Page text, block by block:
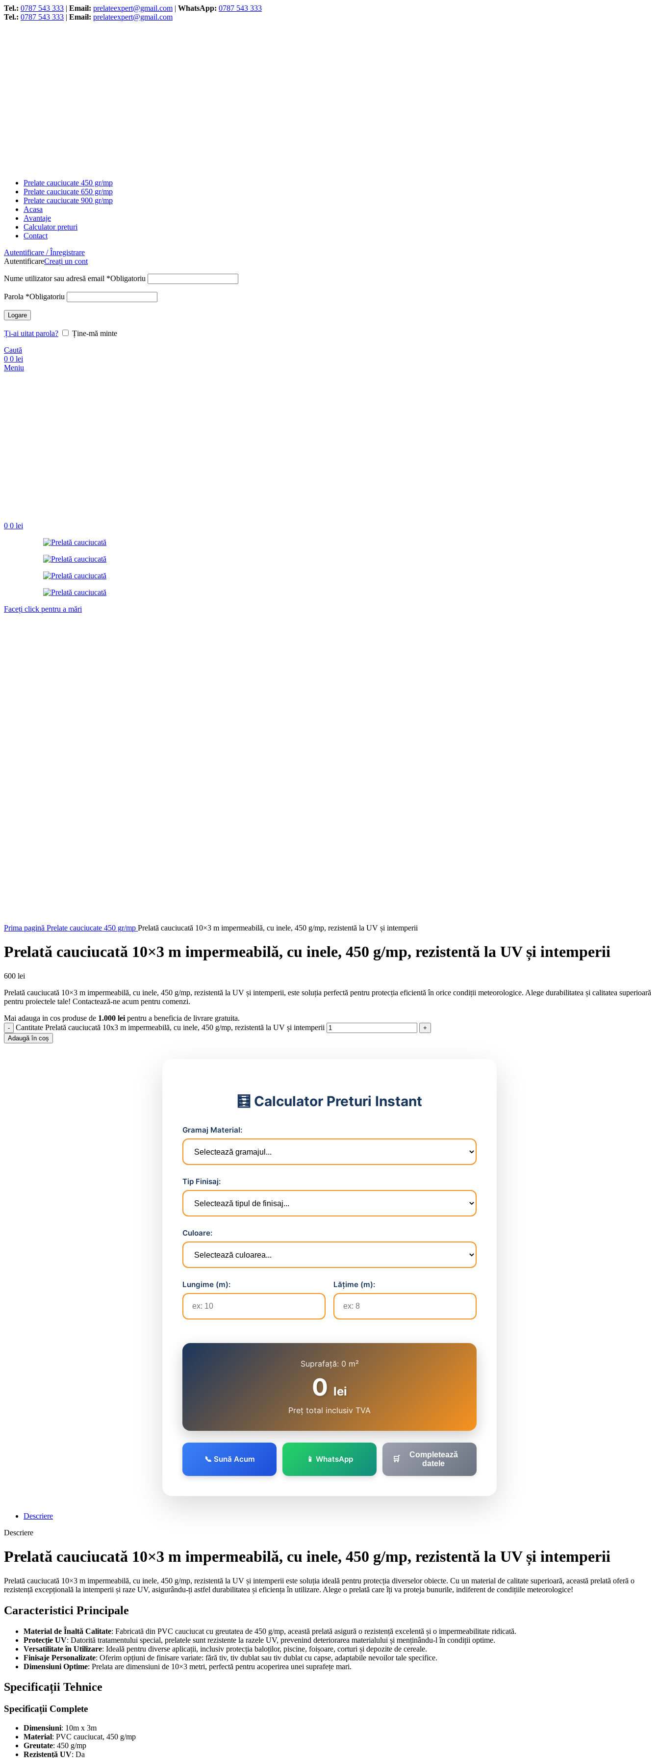
Tel.: 0787 543 333 | Email: prelateexpert@gmail.com | WhatsApp: 0787 543 333
Tel.: 0787 543 333 | Email: prelateexpert@gmail.com
Prelate cauciucate 450 gr/mp
Prelate cauciucate 650 gr/mp
Prelate cauciucate 900 gr/mp
Acasa
Avantaje
Calculator preturi
Contact
Autentificare / Înregistrare
AutentificareCreați un cont
Nume utilizator sau adresă email *Obligatoriu
Parola *Obligatoriu
Logare
Ți-ai uitat parola?
Ține-mă minte
Caută
0 0 lei
Meniu
0 0 lei
Faceți click pentru a mări
Prima pagină Prelate cauciucate 450 gr/mp Prelată cauciucată 10×3 m impermeabilă, cu inele, 450 g/mp, rezistentă la UV și intemperii
Prelată cauciucată 10×3 m impermeabilă, cu inele, 450 g/mp, rezistentă la UV și intemperii
600 lei
Prelată cauciucată 10×3 m impermeabilă, cu inele, 450 g/mp, rezistentă la UV și intemperii, este soluția perfectă pentru protecția eficientă în orice condiții meteorologice. Alege durabilitatea și calitatea superioară
pentru proiectele tale! Contactează-ne acum pentru comenzi.
Mai adauga in cos produse de 1.000 lei pentru a beneficia de livrare gratuita.
Cantitate Prelată cauciucată 10x3 m impermeabilă, cu inele, 450 g/mp, rezistentă la UV și intemperii
Adaugă în coș
🧮 Calculator Preturi Instant
Gramaj Material:
Tip Finisaj:
Culoare:
Lungime (m): Lățime (m):
Suprafață: 0 m²
0 lei
Preț total inclusiv TVA
📞 Sună Acum 📱 WhatsApp 🛒
Completează
datele
Descriere
Descriere
Prelată cauciucată 10×3 m impermeabilă, cu inele, 450 g/mp, rezistentă la UV și intemperii
Prelată cauciucată 10×3 m impermeabilă, cu inele, 450 g/mp, rezistentă la UV și intemperii este soluția ideală pentru protecția diverselor obiecte. Cu un material de calitate superioară, această prelată oferă o
rezistență excepțională la intemperii și raze UV, asigurându-ți astfel durabilitatea și eficiența în utilizare. Alege o prelată care îți va proteja bunurile, indiferent de condițiile meteorologice!
Caracteristici Principale
Material de Înaltă Calitate: Fabricată din PVC cauciucat cu greutatea de 450 g/mp, această prelată asigură o rezistență excelentă și o impermeabilitate ridicată.
Protecție UV: Datorită tratamentului special, prelatele sunt rezistente la razele UV, prevenind deteriorarea materialului și menținându-l în condiții optime.
Versatilitate în Utilizare: Ideală pentru diverse aplicații, inclusiv protecția baloților, piscine, foișoare, corturi și depozite de cereale.
Finisaje Personalizate: Oferim opțiuni de finisare variate: fără tiv, tiv dublat sau tiv dublat cu capse, adaptabile nevoilor tale specifice.
Dimensiuni Optime: Prelata are dimensiuni de 10×3 metri, perfectă pentru acoperirea unei suprafețe mari.
Specificații Tehnice
Specificații Complete
Dimensiuni: 10m x 3m
Material: PVC cauciucat, 450 g/mp
Greutate: 450 g/mp
Rezistență UV: Da